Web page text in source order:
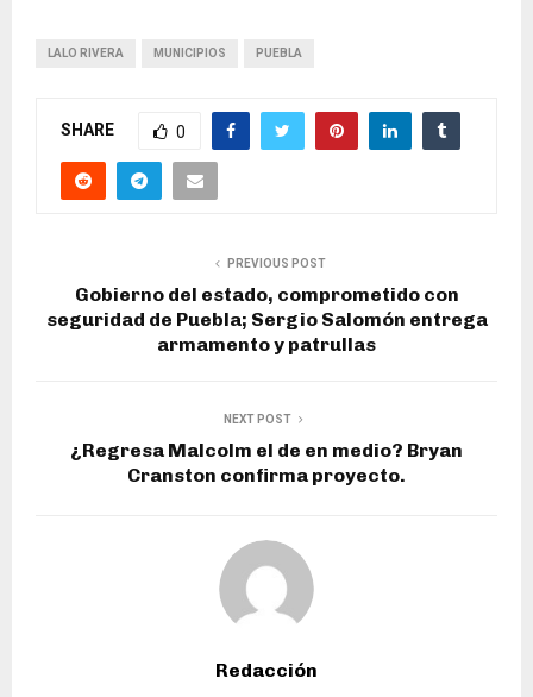
LALO RIVERA MUNICIPIOS PUEBLA
SHARE 0
PREVIOUS POST
Gobierno del estado, comprometido con
seguridad de Puebla; Sergio Salomón entrega
armamento y patrullas
NEXT POST
¿Regresa Malcolm el de en medio? Bryan
Cranston confirma proyecto.
Redacción